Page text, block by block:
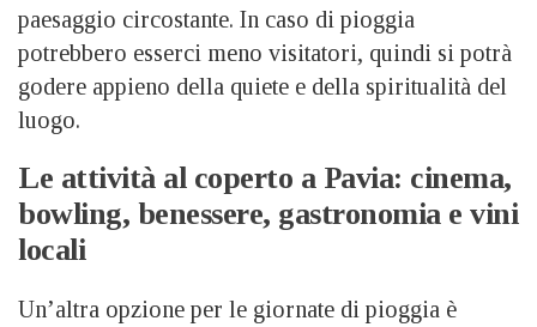
paesaggio circostante. In caso di pioggia
potrebbero esserci meno visitatori, quindi si potrà
godere appieno della quiete e della spiritualità del
luogo.
Le attività al coperto a Pavia: cinema,
bowling, benessere, gastronomia e vini
locali
Un’altra opzione per le giornate di pioggia è